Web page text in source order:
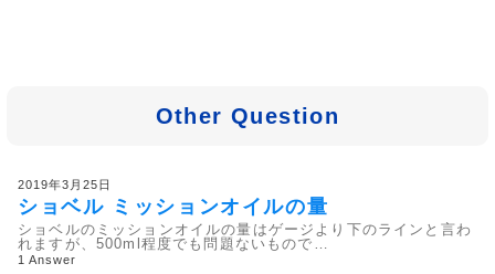
Other Question
2019年3月25日
ショベル ミッションオイルの量
ショベルのミッションオイルの量はゲージより下のラインと言わ
れますが、500ml程度でも問題ないもので…
1 Answer